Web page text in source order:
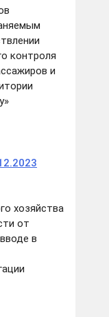
контроля
и
хозяйства
от
в